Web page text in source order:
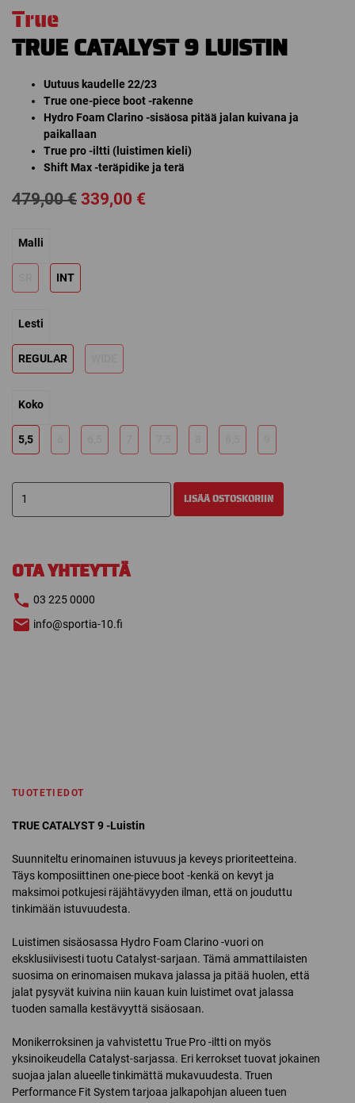
True
TRUE CATALYST 9 LUISTIN
Uutuus kaudelle 22/23
True one-piece boot -rakenne
Hydro Foam Clarino -sisäosa pitää jalan kuivana ja
paikallaan
True pro -iltti (luistimen kieli)
Shift Max -teräpidike ja terä
479,00€ Alkuperäinen
479,00 €.
339,00 €
Malli
INT
Lesti
REGULAR
Koko
5,5
TRUE
CATALYST
LISÄÄ OSTOSKORIIN
OTA YHTEYTTÄ
03 225 0000
info@sportia-10.fi
TUOTETIEDOT
TRUE CATALYST 9 -Luistin
Suunniteltu erinomainen istuvuus ja keveys prioriteetteina.
Täys komposiittinen one-piece boot -kenkä on kevyt ja
maksimoi potkujesi räjähtävyyden ilman, että on jouduttu
tinkimään istuvuudesta.
Luistimen sisäosassa Hydro Foam Clarino -vuori on
eksklusiivisesti tuotu Catalyst-sarjaan. Tämä ammattilaisten
suosima on erinomaisen mukava jalassa ja pitää huolen, että
jalat pysyvät kuivina niin kauan kuin luistimet ovat jalassa
tuoden samalla kestävyyttä sisäosaan.
Monikerroksinen ja vahvistettu True Pro -iltti on myös
yksinoikeudella Catalyst-sarjassa. Eri kerrokset tuovat jokainen
suojaa jalan alueelle tinkimättä mukavuudesta. Truen
Performance Fit System tarjoaa jalkapohjan alueen tuen